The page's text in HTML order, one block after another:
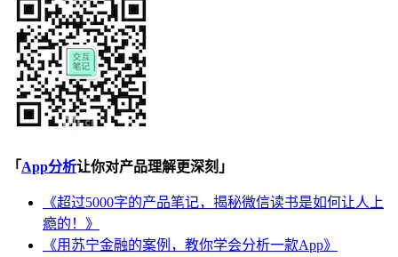
「 App分析让你对产品理解更深刻」
《超过5000字的产品笔记，揭秘微信读书是如何让人上
瘾的！》
《用苏宁金融的案例，教你学会分析一款App》